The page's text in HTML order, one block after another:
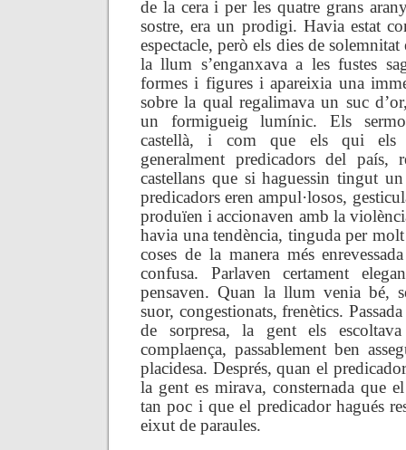
de la cera i per les quatre grans
sostre, era un prodigi. Havia estat
espectacle, però els dies de
la llum s’enganxava a les fustes
formes i figures i apareixia una
sobre la qual regalimava un suc
un formigueig lumínic.Els
castellà, i com que els qui els
generalment predicadors del país,
castellans que si haguessin tingut
predicadors eren ampul·losos,
produïen i accionaven amb la
havia una tendència, tinguda per
coses de la manera més
confusa. Parlaven certament
pensaven. Quan la llum venia bé,
suor, congestionats, frenètics.
de sorpresa, la gent els
complaença, passablement ben
placidesa. Després, quan el
la gent es mirava, consternada que
tan poc i que el predicador hagués
eixut de paraules.